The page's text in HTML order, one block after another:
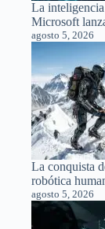
La
Microsoft
agosto 5, 2026
La conquista
robótica
agosto 5, 2026